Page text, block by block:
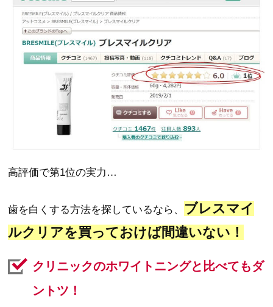
高評価で第1位の実力…
歯を白くする方法を探しているなら、 ブレスマイ
ルクリアを買っておけば間違いない！
クリニックのホワイトニングと比べてもダ
ントツ！